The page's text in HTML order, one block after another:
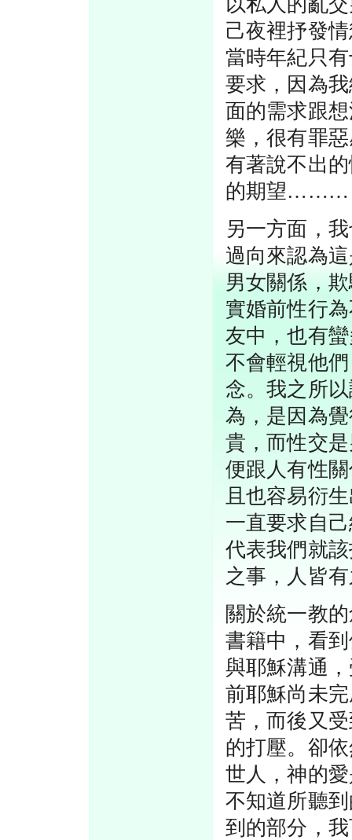
己夜裡抒發
當時年紀只
要求，因為
面的需求跟
樂，很有罪
有著說不出
的期望………
另一方面，
過向來認為
男女關係，
實婚前性行
友中，也有
不會輕視他
念。我之所
為，是因為
貴，而性交
便跟人有性
且也容易衍
一直要求自
代表我們就
之事，人皆
關於統一教
書籍中，看
與耶穌溝通
前耶穌尚未
苦，而後又
的打壓。卻
世人，神的
不知道所聽
到的部分，